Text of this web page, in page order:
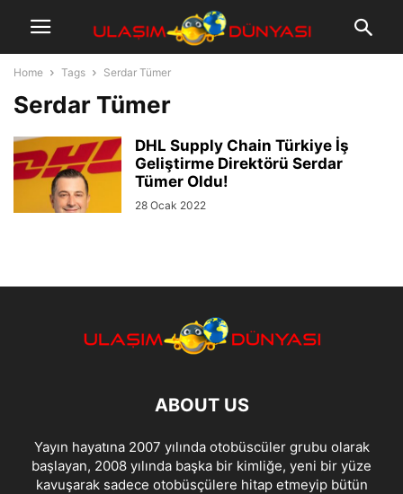
Home Tags Serdar Tümer
Serdar Tümer
DHL Supply Chain Türkiye İş
Geliştirme Direktörü Serdar
Tümer Oldu!
28 Ocak 2022
ABOUT US
Yayın hayatına 2007 yılında otobüscüler grubu olarak
başlayan, 2008 yılında başka bir kimliğe, yeni bir yüze
kavuşarak sadece otobüsçülere hitap etmeyip bütün